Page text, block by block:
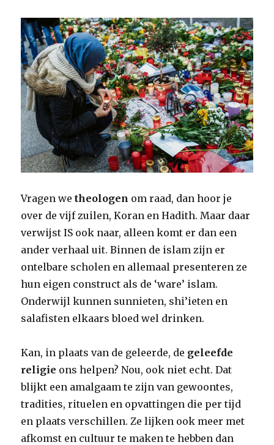
Vragen we theologen om raad, dan hoor je
over de vijf zuilen, Koran en Hadith. Maar daar
verwijst IS ook naar, alleen komt er dan een
ander verhaal uit. Binnen de islam zijn er
ontelbare scholen en allemaal presenteren ze
hun eigen construct als de ‘ware’ islam.
Onderwijl kunnen sunnieten, shi’ieten en
salafisten elkaars bloed wel drinken.
Kan, in plaats van de geleerde, de geleefde
religie ons helpen? Nou, ook niet echt. Dat
blijkt een amalgaam te zijn van gewoontes,
tradities, rituelen en opvattingen die per tijd
en plaats verschillen. Ze lijken ook meer met
afkomst en cultuur te maken te hebben dan